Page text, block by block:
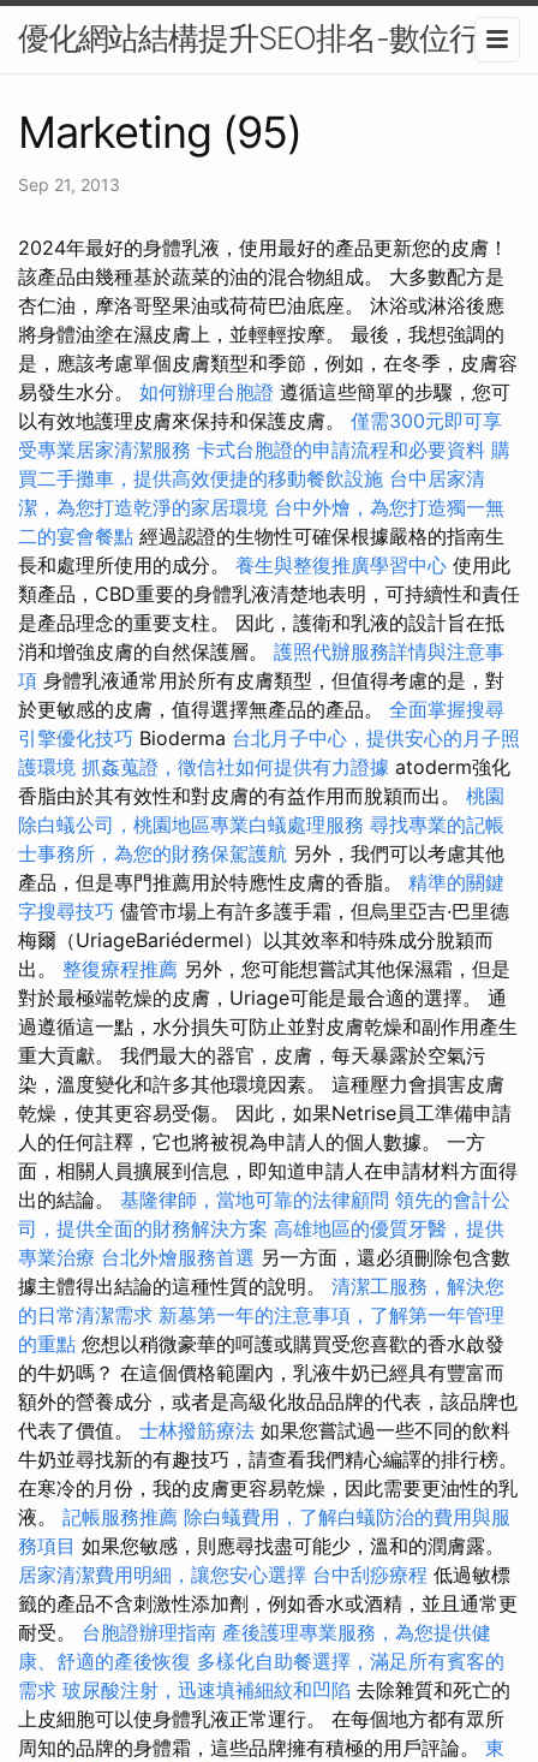
優化網站結構提升SEO排名-數位行銷
Marketing (95)
Sep 21, 2013
2024年最好的身體乳液，使用最好的產品更新您的皮膚！
該產品由幾種基於蔬菜的油的混合物組成。 大多數配方是
杏仁油，摩洛哥堅果油或荷荷巴油底座。 沐浴或淋浴後應
將身體油塗在濕皮膚上，並輕輕按摩。 最後，我想強調的
是，應該考慮單個皮膚類型和季節，例如，在冬季，皮膚容
易發生水分。 如何辦理台胞證 遵循這些簡單的步驟，您可
以有效地護理皮膚來保持和保護皮膚。 僅需300元即可享
受專業居家清潔服務 卡式台胞證的申請流程和必要資料 購
買二手攤車，提供高效便捷的移動餐飲設施 台中居家清
潔，為您打造乾淨的家居環境 台中外燴，為您打造獨一無
二的宴會餐點 經過認證的生物性可確保根據嚴格的指南生
長和處理所使用的成分。 養生與整復推廣學習中心 使用此
類產品，CBD重要的身體乳液清楚地表明，可持續性和責任
是產品理念的重要支柱。 因此，護衛和乳液的設計旨在抵
消和增強皮膚的自然保護層。 護照代辦服務詳情與注意事
項 身體乳液通常用於所有皮膚類型，但值得考慮的是，對
於更敏感的皮膚，值得選擇無產品的產品。 全面掌握搜尋
引擎優化技巧 Bioderma 台北月子中心，提供安心的月子照
護環境 抓姦蒐證，徵信社如何提供有力證據 atoderm強化
香脂由於其有效性和對皮膚的有益作用而脫穎而出。 桃園
除白蟻公司，桃園地區專業白蟻處理服務 尋找專業的記帳
士事務所，為您的財務保駕護航 另外，我們可以考慮其他
產品，但是專門推薦用於特應性皮膚的香脂。 精準的關鍵
字搜尋技巧 儘管市場上有許多護手霜，但烏里亞吉·巴里德
梅爾（UriageBariédermel）以其效率和特殊成分脫穎而
出。 整復療程推薦 另外，您可能想嘗試其他保濕霜，但是
對於最極端乾燥的皮膚，Uriage可能是最合適的選擇。 通
過遵循這一點，水分損失可防止並對皮膚乾燥和副作用產生
重大貢獻。 我們最大的器官，皮膚，每天暴露於空氣污
染，溫度變化和許多其他環境因素。 這種壓力會損害皮膚
乾燥，使其更容易受傷。 因此，如果Netrise員工準備申請
人的任何註釋，它也將被視為申請人的個人數據。 一方
面，相關人員擴展到信息，即知道申請人在申請材料方面得
出的結論。 基隆律師，當地可靠的法律顧問 領先的會計公
司，提供全面的財務解決方案 高雄地區的優質牙醫，提供
專業治療 台北外燴服務首選 另一方面，還必須刪除包含數
據主體得出結論的這種性質的說明。 清潔工服務，解決您
的日常清潔需求 新墓第一年的注意事項，了解第一年管理
的重點 您想以稍微豪華的呵護或購買受您喜歡的香水啟發
的牛奶嗎？ 在這個價格範圍內，乳液牛奶已經具有豐富而
額外的營養成分，或者是高級化妝品品牌的代表，該品牌也
代表了價值。 士林撥筋療法 如果您嘗試過一些不同的飲料
牛奶並尋找新的有趣技巧，請查看我們精心編譯的排行榜。
在寒冷的月份，我的皮膚更容易乾燥，因此需要更油性的乳
液。 記帳服務推薦 除白蟻費用，了解白蟻防治的費用與服
務項目 如果您敏感，則應尋找盡可能少，溫和的潤膚露。
居家清潔費用明細，讓您安心選擇 台中刮痧療程 低過敏標
籤的產品不含刺激性添加劑，例如香水或酒精，並且通常更
耐受。 台胞證辦理指南 產後護理專業服務，為您提供健
康、舒適的產後恢復 多樣化自助餐選擇，滿足所有賓客的
需求 玻尿酸注射，迅速填補細紋和凹陷 去除雜質和死亡的
上皮細胞可以使身體乳液正常運行。 在每個地方都有眾所
周知的品牌的身體霜，這些品牌擁有積極的用戶評論。 東